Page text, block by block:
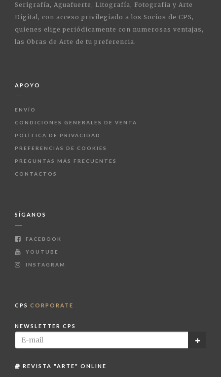
Serigrafía, Aguafuerte, Litografía, Fotografía y Arte
Digital, con acceso privilegiado a los Socios de CPS,
quienes elige periódicamente con numerosas ventajas,
las Obras de Arte de tu preferencia.
APOYO
ENVÍO
CONDICIONES GENERALES DE VENTA
POLÍTICA DE PRIVACIDAD
PREFERENCIAS DE COOKIES
PREGUNTAS MÁS FRECUENTES
CONTACTOS
SÍGANOS
FACEBOOK
YOUTUBE
INSTAGRAM
CPS CORPORATE
NEWSLETTER CPS
REVISTA "ARTE" ONLINE